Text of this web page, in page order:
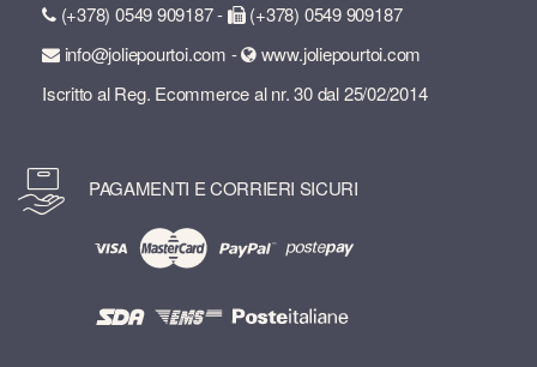
(+378) 0549 909187 -
(+378) 0549 909187
info@joliepourtoi.com -
www.joliepourtoi.com
Iscritto al Reg. Ecommerce al nr. 30 dal 25/02/2014
PAGAMENTI E CORRIERI SICURI